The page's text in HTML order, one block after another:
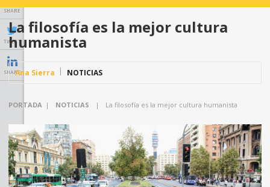
SHARE
TWEET
SHARE
La filosofía es la mejor cultura
humanista
Ana Sierra NOTICIAS
PORTADA | NOTICIAS | La filosofía es la mejor cultura humanista